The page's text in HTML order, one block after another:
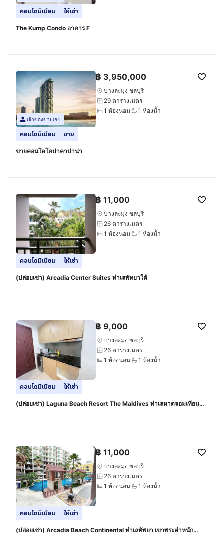
คอนโดมิเนียม ให้เช่า
The Kump Condo อาคาร F
เจ้าของขายเอง
฿ 3,950,000
บางละมุง ชลบุรี
29 ตารางเมตร
1 ห้องนอน
1 ห้องน้ำ
คอนโดมิเนียม ขาย
ขายคอนโดโคปาคาปาน่า
฿ 11,000
บางละมุง ชลบุรี
26 ตารางเมตร
1 ห้องนอน
1 ห้องน้ำ
คอนโดมิเนียม ให้เช่า
(ปล่อยเช่า) Arcadia Center Suites ทำเลพัทยาใต้
฿ 9,000
บางละมุง ชลบุรี
26 ตารางเมตร
1 ห้องนอน
1 ห้องน้ำ
คอนโดมิเนียม ให้เช่า
(ปล่อยเช่า) Laguna Beach Resort The Maldives ทำเลหาดจอมเทียน
฿ 11,000
บางละมุง ชลบุรี
26 ตารางเมตร
1 ห้องนอน
1 ห้องน้ำ
คอนโดมิเนียม ให้เช่า
(ปล่อยเช่า) Arcadia Beach Continental ทำเลทัพยา เขาพระตำหนัก